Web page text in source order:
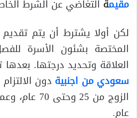
مقيمة التغاضي عن الشرط
لكن أولا يشترط أن يتم
المختصة بشئون الأسرة
العلاقة وتحديد درجتها.
سعودي من اجنبية دون
عام.